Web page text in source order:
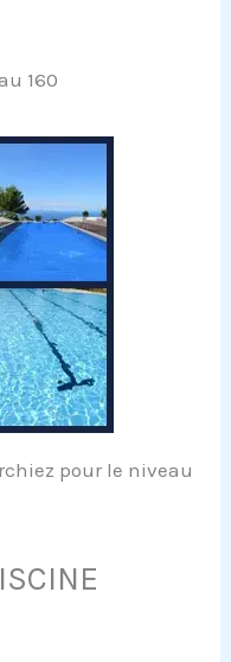
160
pour le niveau